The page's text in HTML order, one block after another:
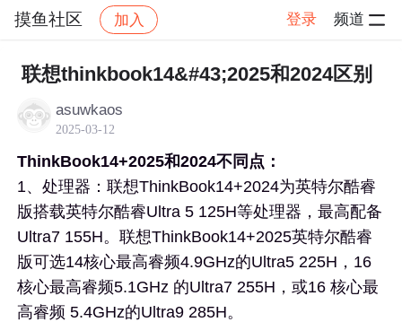
摸鱼社区 加入 登录 频道
社区 摸鱼社区 摸鱼打卡 帖子详情
联想thinkbook14&#43;2025和2024区别
asuwkaos
2025-03-12
ThinkBook14+2025和2024不同点：
1、处理器：联想ThinkBook14+2024为英特尔酷睿
版搭载英特尔酷睿Ultra 5 125H等处理器，最高配备
Ultra7 155H。联想ThinkBook14+2025英特尔酷睿
版可选14核心最高睿频4.9GHz的Ultra5 225H，16
核心最高睿频5.1GHz 的Ultra7 255H，或16 核心最
高睿频 5.4GHz的Ultra9 285H。